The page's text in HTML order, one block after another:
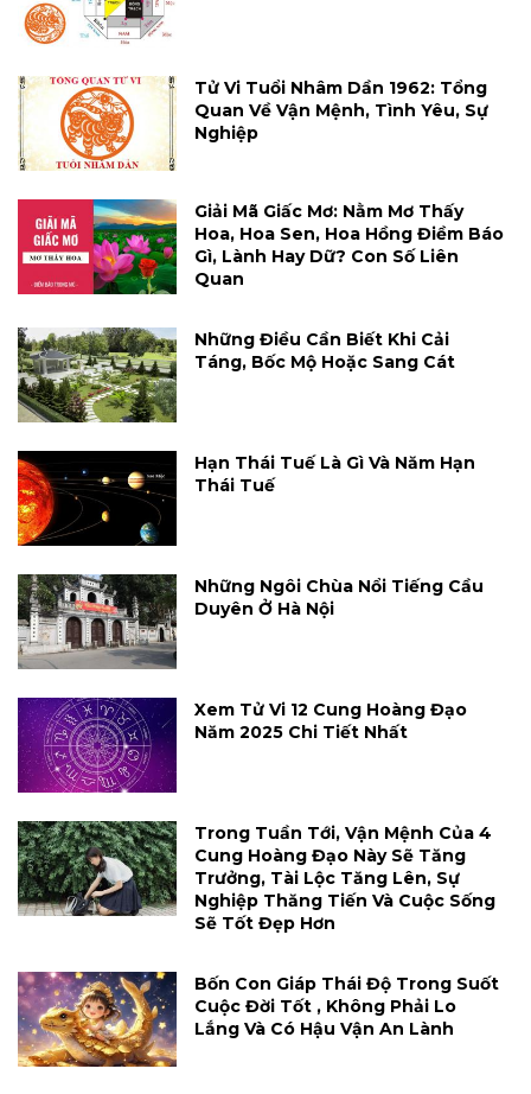
Tử Vi Tuổi Nhâm Dần 1962: Tổng
Quan Về Vận Mệnh, Tình Yêu, Sự
Nghiệp
Giải Mã Giấc Mơ: Nằm Mơ Thấy
Hoa, Hoa Sen, Hoa Hồng Điềm Báo
Gì, Lành Hay Dữ? Con Số Liên
Quan
Những Điều Cần Biết Khi Cải
Táng, Bốc Mộ Hoặc Sang Cát
Hạn Thái Tuế Là Gì Và Năm Hạn
Thái Tuế
Những Ngôi Chùa Nổi Tiếng Cầu
Duyên Ở Hà Nội
Xem Tử Vi 12 Cung Hoàng Đạo
Năm 2025 Chi Tiết Nhất
Trong Tuần Tới, Vận Mệnh Của 4
Cung Hoàng Đạo Này Sẽ Tăng
Trưởng, Tài Lộc Tăng Lên, Sự
Nghiệp Thăng Tiến Và Cuộc Sống
Sẽ Tốt Đẹp Hơn
Bốn Con Giáp Thái Độ Trong Suốt
Cuộc Đời Tốt , Không Phải Lo
Lắng Và Có Hậu Vận An Lành